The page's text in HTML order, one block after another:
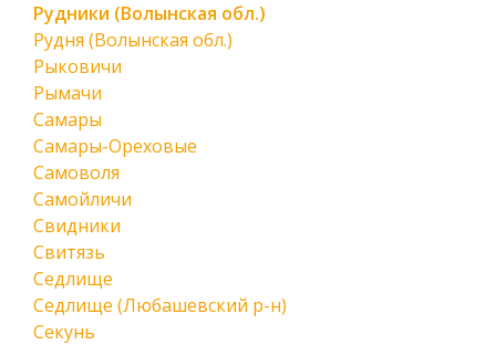
Рудники (Волынская обл.)
Рудня (Волынская обл.)
Рыковичи
Рымачи
Самары
Самары-Ореховые
Самоволя
Самойличи
Свидники
Свитязь
Седлище
Седлище (Любашевский р-н)
Секунь